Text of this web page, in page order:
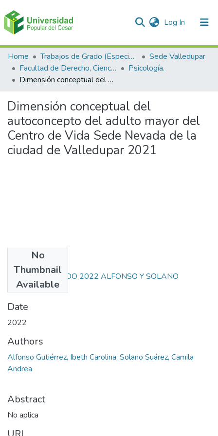
Log In (current)
Communities & Collections
All of DSpace
Home Trabajos de Grado (Especializaciones y Pregrados)
Sede Valledupar
Facultad de Derecho, Ciencias Políticas y Sociales.
Psicología.
Dimensión conceptual del autoconcepto del adulto mayor del Centro de Vida Sede Nevada de la ciudad de Valledupar 2021
Dimensión conceptual del
autoconcepto del adulto mayor del
Centro de Vida Sede Nevada de la
ciudad de Valledupar 2021
No
Thumbnail
Available
PROYECTO GRADO 2022 ALFONSO Y SOLANO
(1).pdf(1.88 MB)
Date
2022
Authors
Alfonso Gutiérrez, Ibeth Carolina; Solano Suárez, Camila
Andrea
Abstract
No aplica